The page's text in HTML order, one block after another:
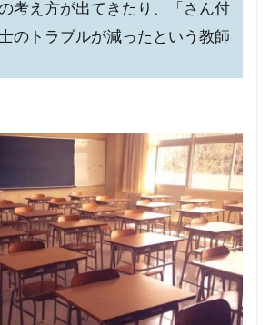
考え方が出てきたり、「さん付
のトラブルが減ったという教師